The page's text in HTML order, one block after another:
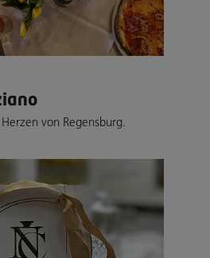
von Regensburg.